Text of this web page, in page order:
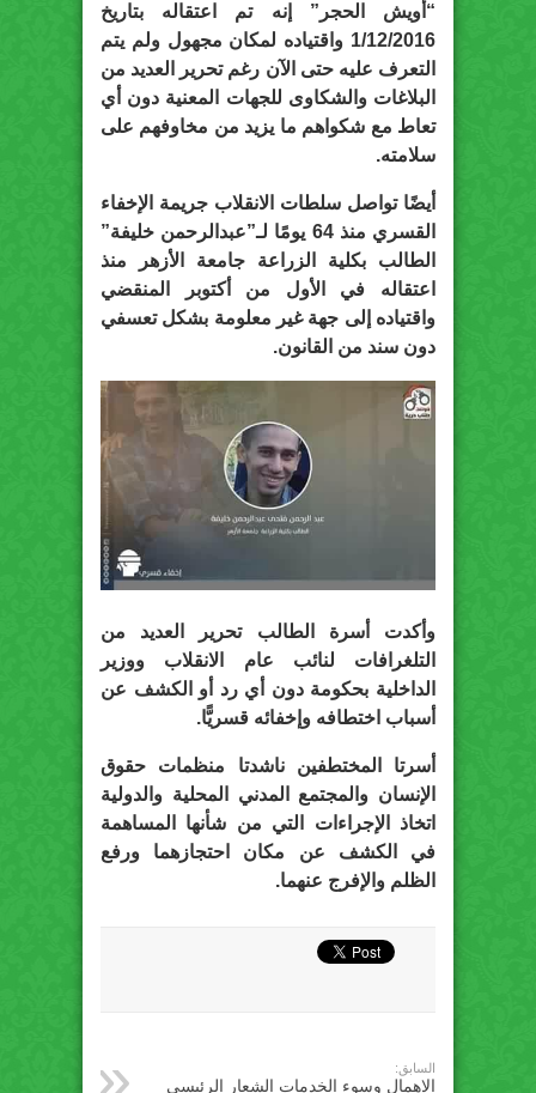
“أويش الحجر” إنه تم اعتقاله بتاريخ
1/12/2016 واقتياده لمكان مجهول ولم يتم
التعرف عليه حتى الآن رغم تحرير العديد من
البلاغات والشكاوى للجهات المعنية دون أي
تعاط مع شكواهم ما يزيد من مخاوفهم على
سلامته.
أيضًا تواصل سلطات الانقلاب جريمة الإخفاء
القسري منذ 64 يومًا لـ”عبدالرحمن خليفة”
الطالب بكلية الزراعة جامعة الأزهر منذ
اعتقاله في الأول من أكتوبر المنقضي
واقتياده إلى جهة غير معلومة بشكل تعسفي
دون سند من القانون.
وأكدت أسرة الطالب تحرير العديد من
التلغرافات لنائب عام الانقلاب ووزير
الداخلية بحكومة دون أي رد أو الكشف عن
أسباب اختطافه وإخفائه قسريًّا.
أسرتا المختطفين ناشدتا منظمات حقوق
الإنسان والمجتمع المدني المحلية والدولية
اتخاذ الإجراءات التي من شأنها المساهمة
في الكشف عن مكان احتجازهما ورفع
الظلم والإفرج عنهما.
السابق:
الإهمال وسوء الخدمات الشعار الرئيسى